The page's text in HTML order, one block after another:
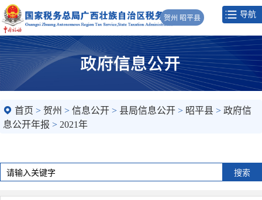
贺州 昭平县 导航
首页 > 贺州 > 信息公开 > 县局信息公开 > 昭平县 > 政府信
息公开年报 > 2021年